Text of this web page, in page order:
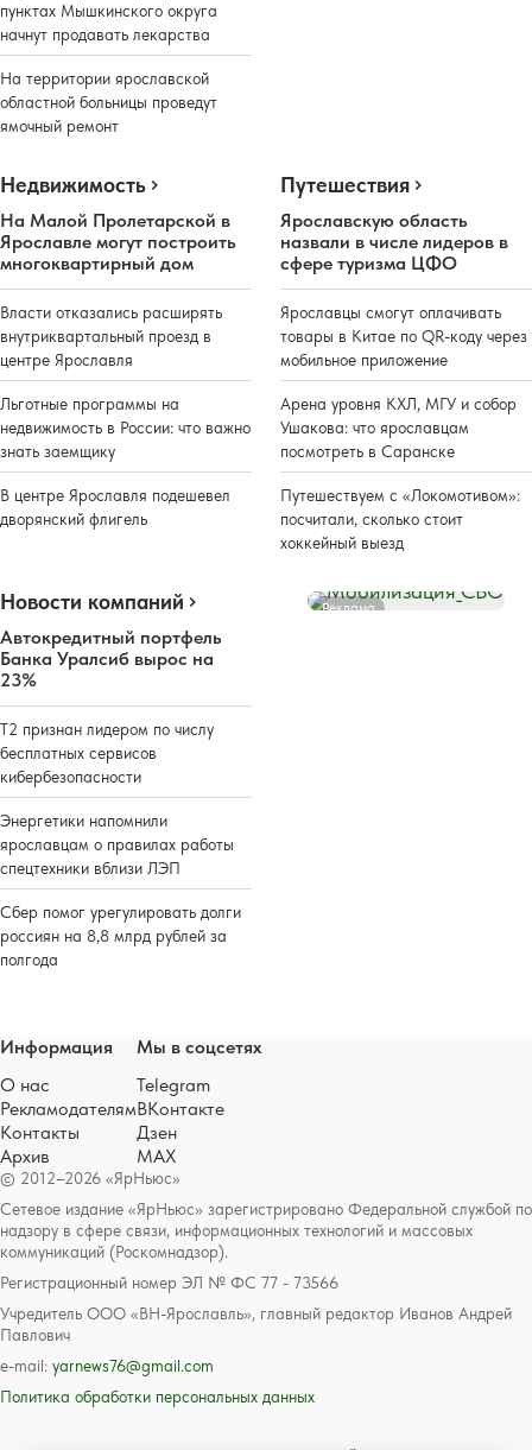
пунктах Мышкинского округа
начнут продавать лекарства
На территории ярославской
областной больницы проведут
ямочный ремонт
Недвижимость
На Малой Пролетарской в
Ярославле могут построить
многоквартирный дом
Власти отказались расширять
внутриквартальный проезд в
центре Ярославля
Льготные программы на
недвижимость в России: что важно
знать заемщику
В центре Ярославля подешевел
дворянский флигель
Путешествия
Ярославскую область
назвали в числе лидеров в
сфере туризма ЦФО
Ярославцы смогут оплачивать
товары в Китае по QR-коду через
мобильное приложение
Арена уровня КХЛ, МГУ и собор
Ушакова: что ярославцам
посмотреть в Саранске
Путешествуем с «Локомотивом»:
посчитали, сколько стоит
хоккейный выезд
Новости компаний
Автокредитный портфель
Банка Уралсиб вырос на
23%
Т2 признан лидером по числу
бесплатных сервисов
кибербезопасности
Энергетики напомнили
ярославцам о правилах работы
спецтехники вблизи ЛЭП
Сбер помог урегулировать долги
россиян на 8,8 млрд рублей за
полгода
Реклама
© 2012–2026 «ЯрНьюс»
Сетевое издание «ЯрНьюс» зарегистрировано Федеральной службой по
надзору в сфере связи, информационных технологий и массовых
коммуникаций (Роскомнадзор).
Регистрационный номер ЭЛ № ФС 77 - 73566
Учредитель ООО «ВН-Ярославль», главный редактор Иванов Андрей
Павлович
e-mail: yarnews76@gmail.com
Политика обработки персональных данных
Информация
О нас
Рекламодателям
Контакты
Архив
Мы в соцсетях
Telegram
ВКонтакте
Дзен
MAX